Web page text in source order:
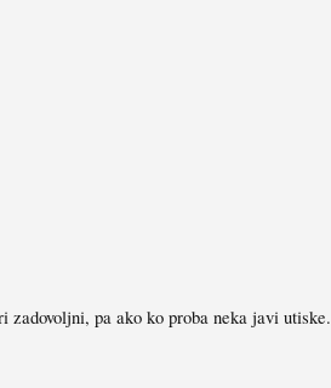
zadovoljni, pa ako ko proba neka javi utiske.